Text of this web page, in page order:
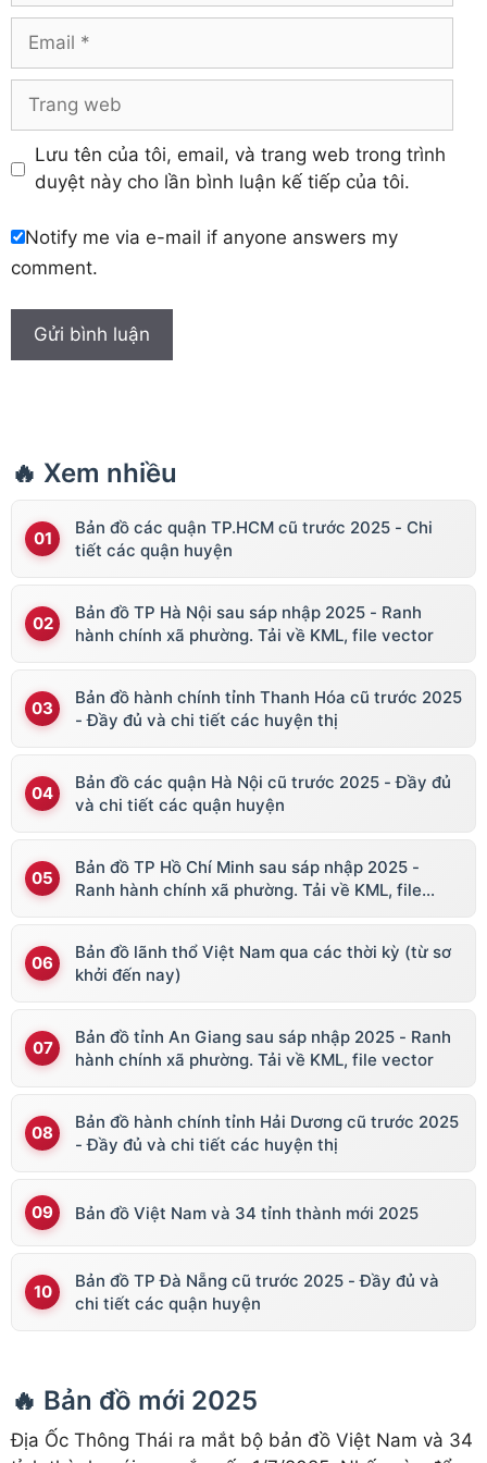
Khánh Hòa
Email
Trang
Lưu tên của tôi, email, và trang web trong trình
duyệt này cho lần bình luận kế tiếp của tôi.
Notify me via e-mail if anyone answers my
comment.
🔥 Xem nhiều
Bản đồ các quận TP.HCM cũ trước 2025 - Chi
tiết các quận huyện
Bản đồ TP Hà Nội sau sáp nhập 2025 - Ranh
hành chính xã phường. Tải về KML, file vector
Bản đồ hành chính tỉnh Thanh Hóa cũ trước 2025
- Đầy đủ và chi tiết các huyện thị
Bản đồ các quận Hà Nội cũ trước 2025 - Đầy đủ
và chi tiết các quận huyện
Bản đồ TP Hồ Chí Minh sau sáp nhập 2025 -
Ranh hành chính xã phường. Tải về KML, file
Bản đồ lãnh thổ Việt Nam qua các thời kỳ (từ sơ
khởi đến nay)
Bản đồ tỉnh An Giang sau sáp nhập 2025 - Ranh
hành chính xã phường. Tải về KML, file vector
Bản đồ hành chính tỉnh Hải Dương cũ trước 2025
- Đầy đủ và chi tiết các huyện thị
Bản đồ Việt Nam và 34 tỉnh thành mới 2025
Bản đồ TP Đà Nẵng cũ trước 2025 - Đầy đủ và
chi tiết các quận huyện
🔥 Bản đồ mới 2025
Địa Ốc Thông Thái ra mắt bộ bản đồ Việt Nam và 34